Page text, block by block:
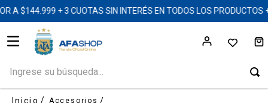
A $144.999 + 3 CUOTAS SIN INTERÉS EN TODOS LOS
Accesorios